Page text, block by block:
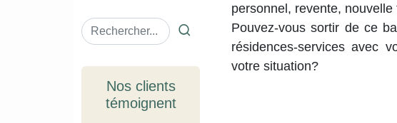
Nos clients
témoignent
personnel, revente,
Pouvez-vous sortir de ce
résidences-services avec
votre situation?